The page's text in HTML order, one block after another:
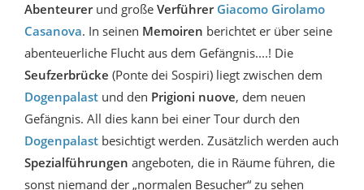
Abenteurerund große Verführer Giacomo Girolamo
Casanova. In seinen Memoiren berichtet er über seine
abenteuerliche Flucht aus dem Gefängnis....! Die
Seufzerbrücke (Ponte dei Sospiri) liegt zwischen dem
Dogenpalast und den Prigioni nuove, dem neuen
Gefängnis. All dies kann bei einer Tour durch den
Dogenpalast besichtigt werden. Zusätzlich werden auch
Spezialführungen angeboten, die in Räume führen, die
sonst niemand der „normalen Besucher“ zu sehen